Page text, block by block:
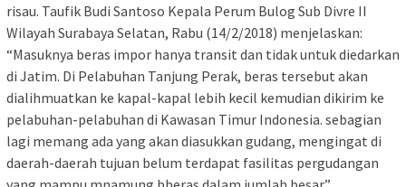
risau. Taufik Budi Santoso Kepala Perum Bulog Sub Divre II
Wilayah Surabaya Selatan, Rabu (14/2/2018) menjelaskan:
“Masuknya beras impor hanya transit dan tidak untuk diedarkan
di Jatim. Di Pelabuhan Tanjung Perak, beras tersebut akan
dialihmuatkan ke kapal-kapal lebih kecil kemudian dikirim ke
pelabuhan-pelabuhan di Kawasan Timur Indonesia. sebagian
lagi memang ada yang akan diasukkan gudang, mengingat di
daerah-daerah tujuan belum terdapat fasilitas pergudangan